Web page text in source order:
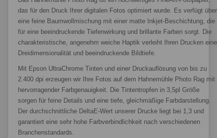
das für den Druck Ihrer digitalen Fotos optimiert wurde. Es verfügt über
eine feine Baumwollmischung mit einer matte Inkjet-Beschichtung, die
für eine beeindruckende Tiefenwirkung und brillante Farben sorgt. Die
charakteristische, angenehm weiche Haptik verleiht Ihren Drucken eine
Dreidimensionalität und beeindruckende Bildtiefe.
Mit Epson UltraChrome Tinten und einer Druckauflösung von bis zu
2.400 dpi erzeugen wir Ihre Fotos auf dem Hahnemühle Photo Rag mit
hervorragender Farbgenauigkeit. Die Tintentropfen in 3,5pl Größe
sorgen für feine Details und eine tiefe, gleichmäßige Farbdarstellung.
Der durchschnittliche DeltaE-Wert unserer Drucke liegt bei 1,3 und
garantiert eine sehr hohe Farbverbindlichkeit nach verschiedenen
Branchenstandards.